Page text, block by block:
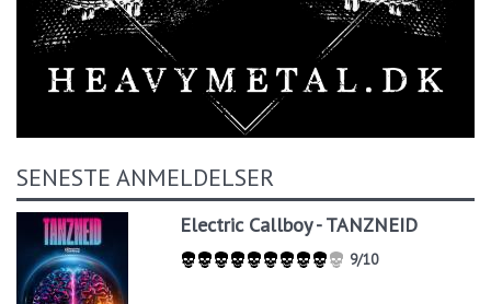
SENESTE ANMELDELSER
Electric Callboy - TANZNEID
9/10